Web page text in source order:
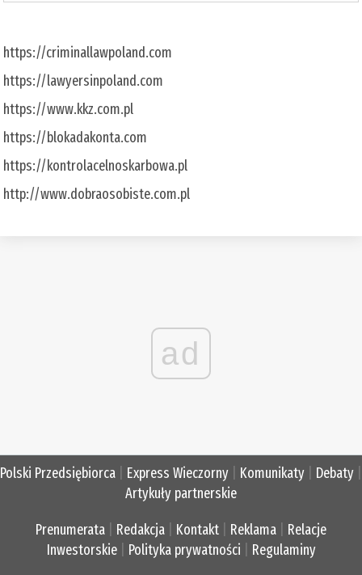
https://criminallawpoland.com
https://lawyersinpoland.com
https://www.kkz.com.pl
https://blokadakonta.com
https://kontrolacelnoskarbowa.pl
http://www.dobraosobiste.com.pl
ad
Polski Przedsiębiorca Express Wieczorny Komunikaty Debaty
Artykuły partnerskie
Prenumerata Redakcja Kontakt Reklama
Relacje
Inwestorskie| Polityka prywatności Regulaminy